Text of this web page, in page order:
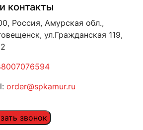
контакты
Россия, Амурская обл.,
ул.Гражданская 119,
order@spkamur.ru
звонок